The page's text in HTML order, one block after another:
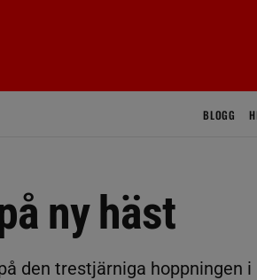
BLOGG
ny häst
den trestjärniga hoppningen i